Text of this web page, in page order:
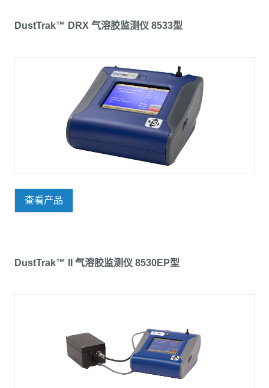
DustTrak™ DRX 气溶胶监测仪 8533型
查看产品
DustTrak™ II 气溶胶监测仪 8530EP型